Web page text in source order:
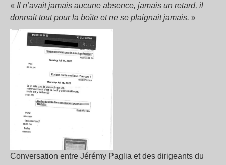
« Il n’avait jamais aucune absence, jamais un retard, il
donnait tout pour la boîte et ne se plaignait jamais. »
Conversation entre Jérémy Paglia et des dirigeants du